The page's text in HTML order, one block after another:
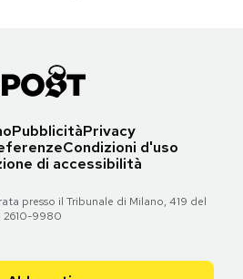
PubblicitàPrivacy
Condizioni d'uso
di accessibilità
presso il Tribunale di Milano, 419 del
2610-9980